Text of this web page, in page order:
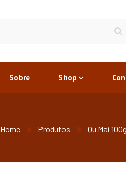
Sobre Shop
Home Produtos Qu Mai 100g